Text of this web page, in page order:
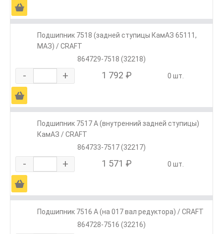
Ä
Подшипник 7518 (задней ступицы КамАЗ 65111,
МАЗ) / CRAFT
864729-7518 (32218)
- + 1 792 ₽ 0 шт.
Ä
Подшипник 7517 А (внутренний задней ступицы)
КамАЗ / CRAFT
864733-7517 (32217)
- + 1 571 ₽ 0 шт.
Ä
Подшипник 7516 А (на 017 вал редуктора) / CRAFT
864728-7516 (32216)